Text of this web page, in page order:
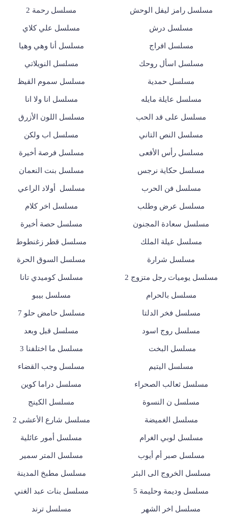
مسلسل رامز ليفل الوحش مسلسل رحمة 2
مسلسل درش مسلسل علي كلاي
مسلسل افراج مسلسل أنا وهي وهيا
مسلسل اسأل روحك مسلسل النويلاتي
مسلسل حمدية مسلسل سموم القيظ
مسلسل عايلة مايله مسلسل انا ولا انا
مسلسل على قد الحب مسلسل اللون الأزرق
مسلسل النص التاني مسلسل اب ولكن
مسلسل رأس الأفعى مسلسل فرصة أخيرة
مسلسل حكاية نرجس مسلسل بنت النعمان
مسلسل فن الحرب مسلسل أولاد الراعي
مسلسل عرض وطلب مسلسل اخر كلام
مسلسل سعادة المجنون مسلسل حصة أخيرة
مسلسل عيلة الملك مسلسل قطر زغنطوط
مسلسل شرارة مسلسل السوق الحرة
مسلسل يوميات رجل متزوج 2 مسلسل كوميدي تانا
مسلسل بالحرام مسلسل بيبو
مسلسل فخر الدلتا مسلسل حامض حلو 7
مسلسل روج اسود مسلسل قبل وبعد
مسلسل البخت مسلسل ما اختلفنا 3
مسلسل اليتيم مسلسل وجب القضاء
مسلسل ثعالب الصحراء مسلسل دراما كوين
مسلسل ن النسوة مسلسل الكينج
مسلسل الغميضة مسلسل شارع الأعشى 2
مسلسل لوبي الغرام مسلسل أمور عائلية
مسلسل صبر أم أيوب مسلسل المتر سمير
مسلسل الخروج الى البئر مسلسل مطبخ المدينة
مسلسل وديمة وحليمة 5 مسلسل بنات عبد الغني
مسلسل اخر الشهر مسلسل ترند